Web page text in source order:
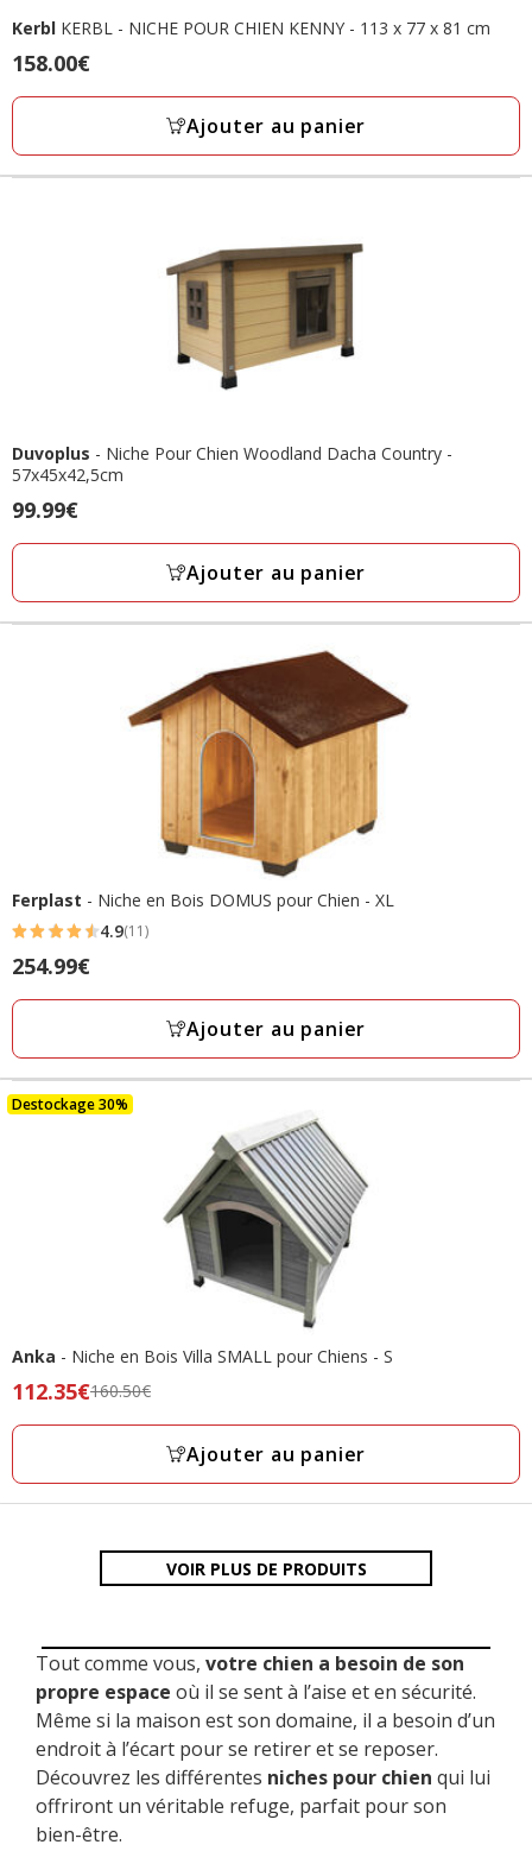
Kerbl KERBL - NICHE POUR CHIEN KENNY - 113 x 77 x 81 cm
Prix
158.00€
158.00€
Ajouter au panier
Duvoplus - Niche Pour Chien Woodland Dacha Country -
57x45x42,5cm
Prix
99.99€
99.99€
Ajouter au panier
Ferplast - Niche en Bois DOMUS pour Chien - XL
4.9
étoiles
avec
avis
4.9(11)
Prix
254.99€
254.99€
Ajouter au panier
Destockage 30%
Anka - Niche en Bois Villa SMALL pour Chiens - S
Prix
précédent
prix
final
112.35€160.50€
Ajouter au panier
VOIR PLUS DE PRODUITS
Tout comme vous, votre chien a besoin de son
propre espace où il se sent à l’aise et en sécurité.
Même si la maison est son domaine, il a besoin d’un
endroit à l’écart pour se retirer et se reposer.
Découvrez les différentes niches pour chien qui lui
offriront un véritable refuge, parfait pour son
bien-être.